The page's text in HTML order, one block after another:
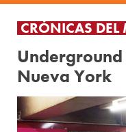
CRÓNICAS DEL
Underground
Nueva York